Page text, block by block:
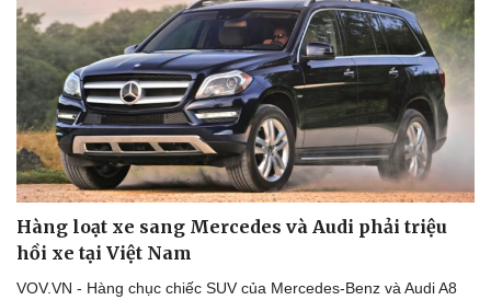
Hàng loạt xe sang Mercedes và Audi phải triệu
hồi xe tại Việt Nam
VOV.VN - Hàng chục chiếc SUV của Mercedes-Benz và Audi A8